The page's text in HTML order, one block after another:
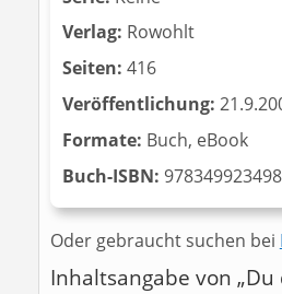
Verlag: Rowohlt
Seiten: 416
Veröffentlichung:
Formate: Buch, eBook
Buch-ISBN:
Oder gebraucht suchen bei
Inhaltsangabe von